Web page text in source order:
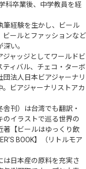
科卒業後、中学教員を経
筆経験を生かし、ビール
ビールとファッションなど
い。
ャッジとしてワールドビ
ィバル、チェコ・ターボ
法人日本ビアジャーナリ
ビアジャーナリストアカ
刊）は台湾でも翻訳・
のイラストで巡る世界の
著【ビールはゆっくり飲
BOOK】（リトルモア
は日本産の原料を充実さ